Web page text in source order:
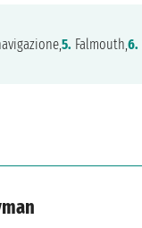
5. Falmouth,6.